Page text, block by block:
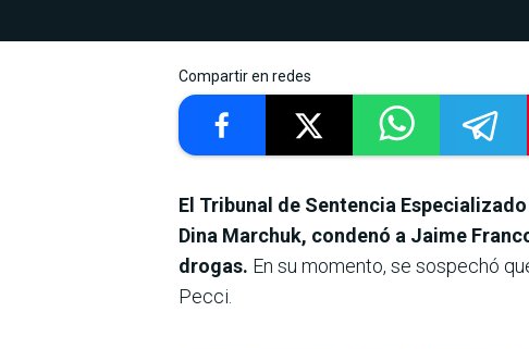
Compartir en redes
El Tribunal de Sentencia
Dina Marchuk, condenó a Jaime
drogas. En su momento, se sospechó
Pecci.